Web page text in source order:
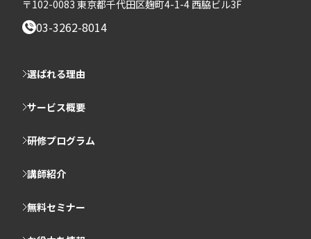
〒102-0083 東京都千代田区麹町4-1-4 西脇ビル3F
03-3262-8014
選ばれる理由
サービス概要
研修プログラム
講師紹介
無料セミナー